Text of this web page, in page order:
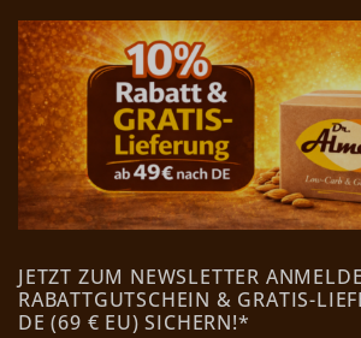
JETZT ZUM NEWSLETTER
RABATTGUTSCHEIN & GRATIS-
DE (69 € EU) SICHERN!*